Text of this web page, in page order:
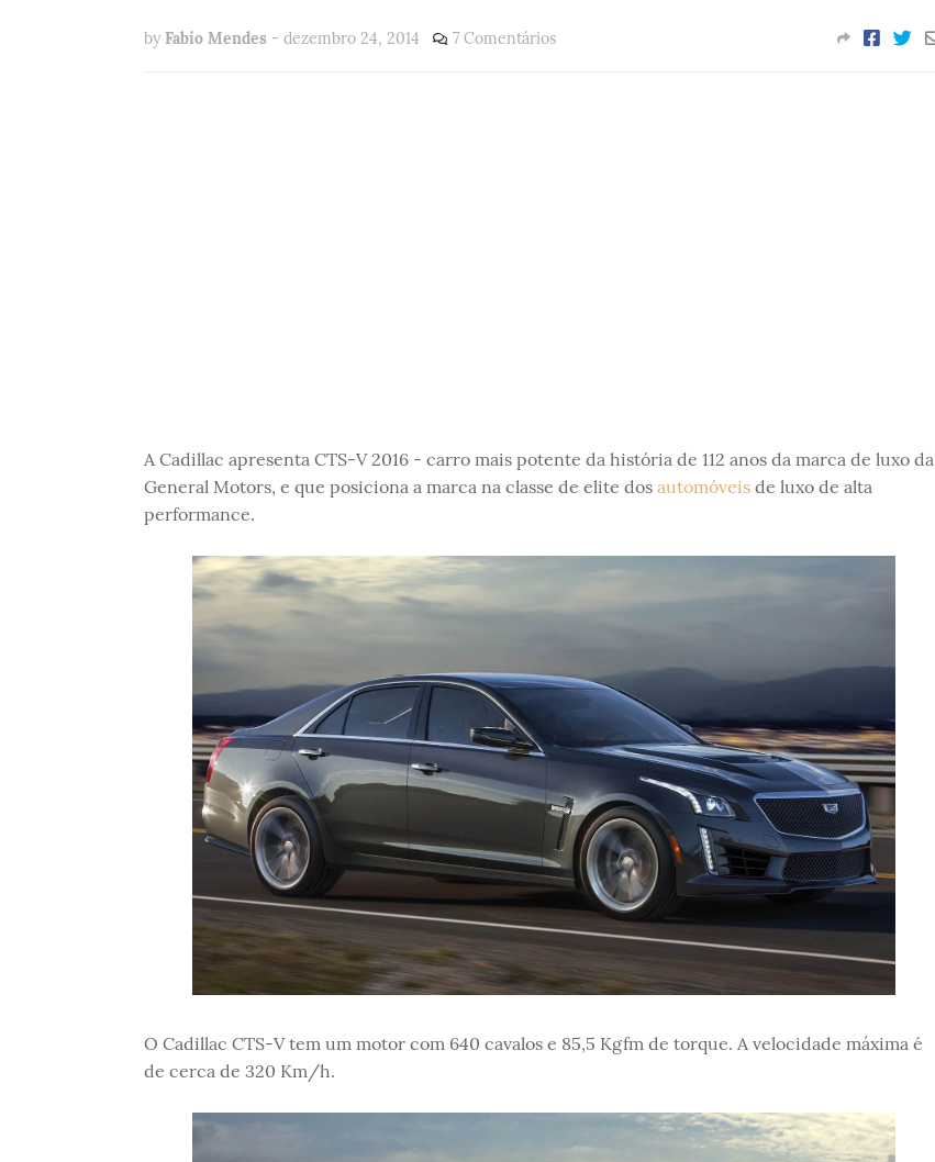
by Fabio Mendes - dezembro 24, 2014 7 Comentários
A Cadillac apresenta CTS-V 2016 - carro mais potente da história de 112 anos da marca de luxo da
General Motors, e que posiciona a marca na classe de elite dos automóveisde luxo de alta
performance.
O Cadillac CTS-V tem um motor com 640 cavalos e 85,5 Kgfm de torque. A velocidade máxima é
de cerca de 320 Km/h.